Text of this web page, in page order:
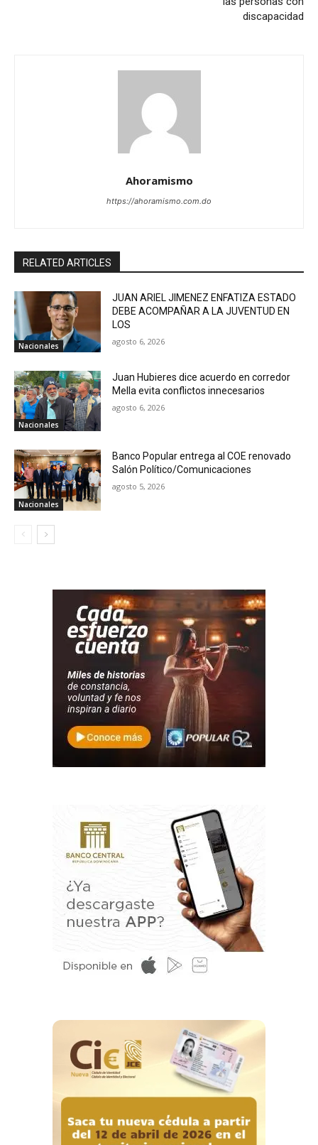
discapacidad
Ahoramismo
https://ahoramismo.com.do
RELATED ARTICLES
Nacionales
JUAN ARIEL JIMENEZ ENFATIZA ESTADO
DEBE ACOMPAÑAR A LA JUVENTUD EN
LOS
agosto 6, 2026
Nacionales
Juan Hubieres dice acuerdo en corredor
Mella evita conflictos innecesarios
agosto 6, 2026
Nacionales
Banco Popular entrega al COE renovado
Salón Político/Comunicaciones
agosto 5, 2026